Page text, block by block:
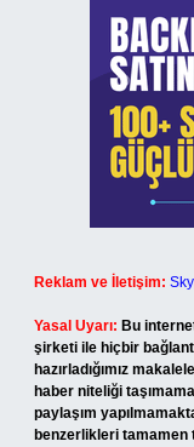
Reklam ve İletişim:
Yasal Uyarı: Bu
şirketi ile hiçbir
hazırladığımız
haber niteliği
paylaşım
benzerlikleri